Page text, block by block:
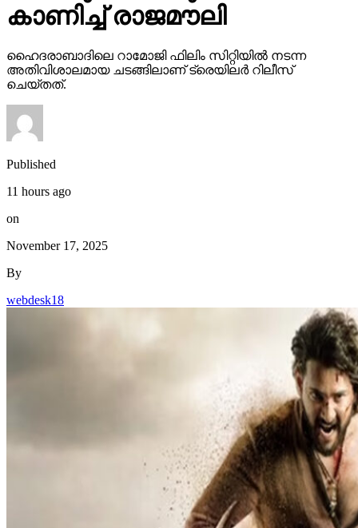
കാണിച്ച് രാജമൗലി
ഹൈദരാബാദിലെ റാമോജി ഫിലിം സിറ്റിയില്‍ നടന്ന
അതിവിശാലമായ ചടങ്ങിലാണ് ട്രെയിലര്‍ റിലീസ്
ചെയ്തത്.
Published
11 hours ago
on
November 17, 2025
By
webdesk18